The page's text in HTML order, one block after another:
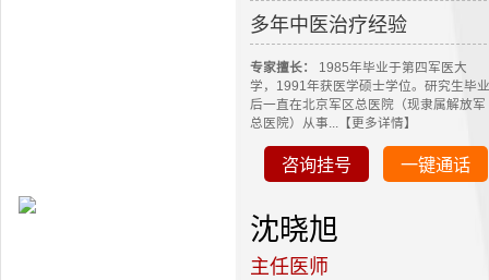
多年中医治疗经验
专家擅长：
1985年毕业于第四军医大
学，1991年获医学硕士学位。研究生毕业
后一直在北京军区总医院（现隶属解放军
总医院）从事...【更多详情】
咨询挂号 一键通话
沈晓旭
主任医师